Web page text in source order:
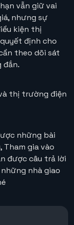
vẫn giữ vai
nhưng sự
kiện thị
định cho
theo dõi sát
đắn.
thị trường điện
những bài
gia vào
được câu trả lời
nhà giao